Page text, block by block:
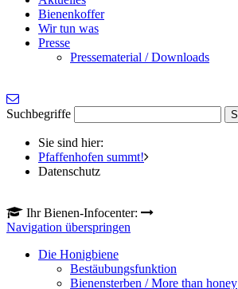
Bienenkoffer
Wir tun was
Presse
Pressematerial / Downloads
Suchbegriffe
Sie sind hier:
Pfaffenhofen summt!
Datenschutz
Ihr Bienen-Infocenter:
Navigation überspringen
Die Honigbiene
Bestäubungsfunktion
Bienensterben / More than honey